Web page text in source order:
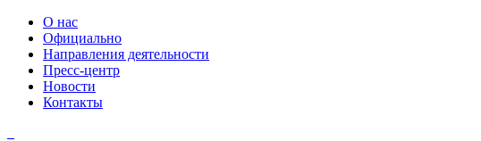
О нас
Официально
Направления деятельности
Пресс-центр
Новости
Контакты